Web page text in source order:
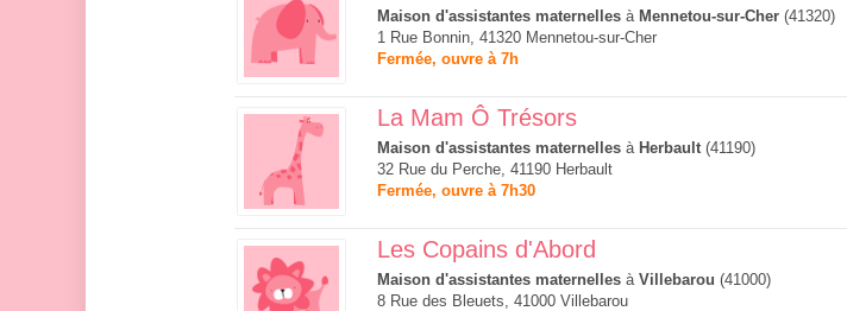
Maison d'assistantes maternelles à Mennetou-sur-Cher (41320)
1 Rue Bonnin, 41320 Mennetou-sur-Cher
Fermée, ouvre à 7h
La Mam Ô Trésors
Maison d'assistantes maternelles à Herbault(41190)
32 Rue du Perche, 41190 Herbault
Fermée, ouvre à 7h30
Les Copains d'Abord
Maison d'assistantes maternelles à Villebarou (41000)
8 Rue des Bleuets, 41000 Villebarou